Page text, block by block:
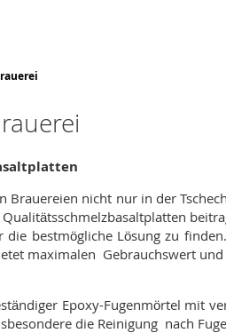
nicht nur in der
bestmögliche Lösung zu
maximalen Gebrauchswert
Epoxy-Fugenmörtel mit
die Reinigung nach